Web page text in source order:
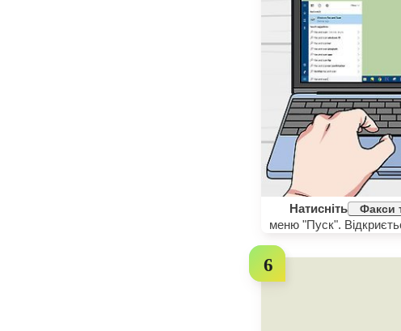
Натисніть Факси
меню "Пуск".